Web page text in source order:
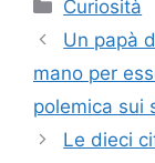
Curiosità
Un papà
mano per
polemica sui
Le dieci